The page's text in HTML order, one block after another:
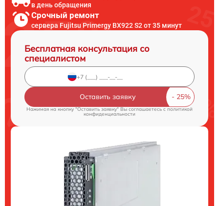
в день обращения
Срочный ремонт
сервера Fujitsu Primergy BX922 S2 от 35 минут
Бесплатная консультация со
специалистом
Оставить заявку
Нажимая на кнопку "Оставить заявку" Вы соглашаетесь cполитикой
конфиденциальности